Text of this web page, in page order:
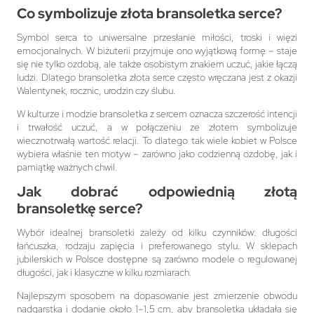
Co symbolizuje złota bransoletka serce?
Symbol serca to uniwersalne przesłanie miłości, troski i więzi
emocjonalnych. W biżuterii przyjmuje ono wyjątkową formę – staje
się nie tylko ozdobą, ale także osobistym znakiem uczuć, jakie łączą
ludzi. Dlatego bransoletka złota serce często wręczana jest z okazji
Walentynek, rocznic, urodzin czy ślubu.
W kulturze i modzie bransoletka z sercem oznacza szczerość intencji
i trwałość uczuć, a w połączeniu ze złotem symbolizuje
wiecznotrwałą wartość relacji. To dlatego tak wiele kobiet w Polsce
wybiera właśnie ten motyw – zarówno jako codzienną ozdobę, jak i
pamiątkę ważnych chwil.
Jak dobrać odpowiednią złotą
bransoletkę serce?
Wybór idealnej bransoletki zależy od kilku czynników: długości
łańcuszka, rodzaju zapięcia i preferowanego stylu. W sklepach
jubilerskich w Polsce dostępne są zarówno modele o regulowanej
długości, jak i klasyczne w kilku rozmiarach.
Najlepszym sposobem na dopasowanie jest zmierzenie obwodu
nadgarstka i dodanie około 1–1,5 cm, aby bransoletka układała się